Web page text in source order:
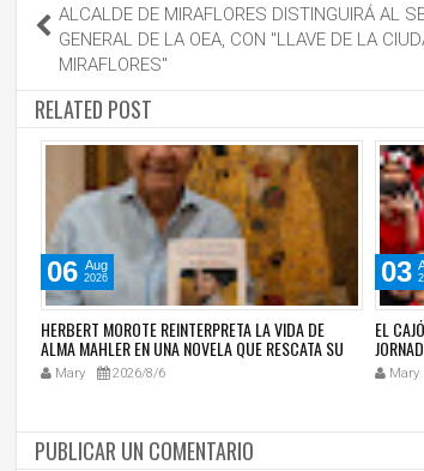
ALCALDE DE MIRAFLORES DISTINGUIRÁ AL
GENERAL DE LA OEA, CON "LLAVE DE LA
MIRAFLORES"
RELATED POST
06 Aug
2026
HERBERT MOROTE REINTERPRETA LA VIDA DE
ALMA MAHLER EN UNA NOVELA QUE RESCATA SU
VERDADERA HISTORIA
Mary 2026/8/6
03
EL
Mary
PUBLICAR UN COMENTARIO